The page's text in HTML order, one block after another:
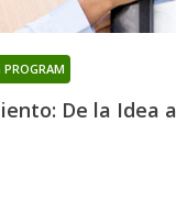
De la Idea
PROGRAM